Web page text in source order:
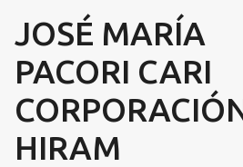
Ir al contenido
JOSÉ MARÍA
PACORI CARI
HIRAM